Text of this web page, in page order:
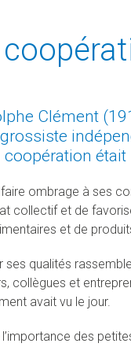
Clément
coopération était
ombrage à ses
collectif et de
et de
ses qualités
collègues et
avait vu le jour.
l’importance des